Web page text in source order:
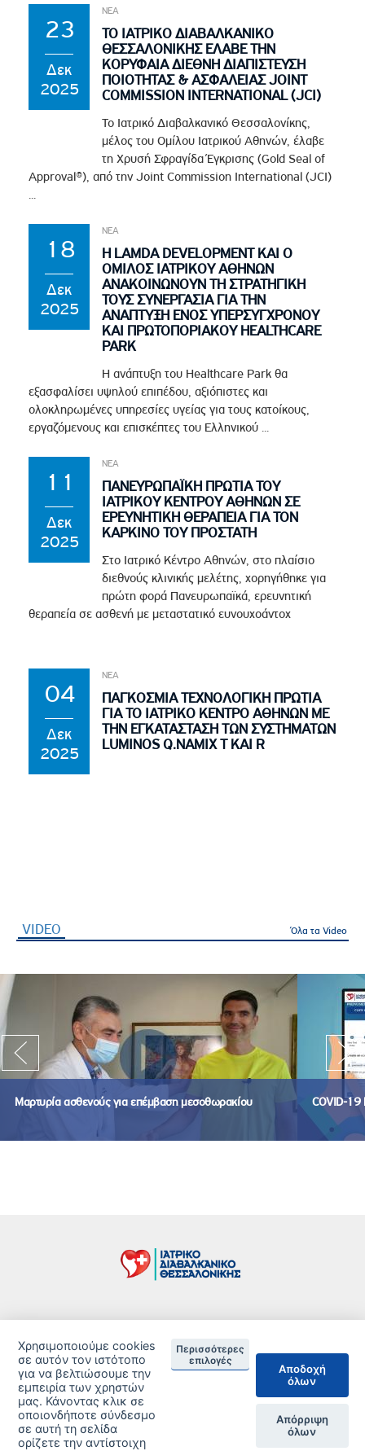
23
Δεκ
2025
ΝΕΑ
ΤΟ ΙΑΤΡΙΚΟ ΔΙΑΒΑΛΚΑΝΙΚΟ
ΘΕΣΣΑΛΟΝΙΚΗΣ ΕΛΑΒΕ ΤΗΝ
ΚΟΡΥΦΑΙΑ ΔΙΕΘΝΗ ΔΙΑΠΙΣΤΕΥΣΗ
ΠΟΙΟΤΗΤΑΣ & ΑΣΦΑΛΕΙΑΣ JOINT
COMMISSION INTERNATIONAL (JCI)
Το Ιατρικό Διαβαλκανικό Θεσσαλονίκης,
μέλος του Ομίλου Ιατρικού Αθηνών, έλαβε
τη Χρυσή Σφραγίδα Έγκρισης (Gold Seal of
Approval®), από την Joint Commission International (JCI)
...
18
Δεκ
2025
ΝΕΑ
Η LAMDA DEVELOPMENT ΚΑΙ Ο
ΟΜΙΛΟΣ ΙΑΤΡΙΚΟΥ ΑΘΗΝΩΝ
ΑΝΑΚΟΙΝΩΝΟΥΝ ΤΗ ΣΤΡΑΤΗΓΙΚΗ
ΤΟΥΣ ΣΥΝΕΡΓΑΣΙΑ ΓΙΑ ΤΗΝ
ΑΝΑΠΤΥΞΗ ΕΝΟΣ ΥΠΕΡΣΥΓΧΡΟΝΟΥ
ΚΑΙ ΠΡΩΤΟΠΟΡΙΑΚΟΥ HEALTHCARE
PARK
Η ανάπτυξη του Healthcare Park θα
εξασφαλίσει υψηλού επιπέδου, αξιόπιστες και
ολοκληρωμένες υπηρεσίες υγείας για τους κατοίκους,
εργαζόμενους και επισκέπτες του Ελληνικού ...
11
Δεκ
2025
ΝΕΑ
ΠΑΝΕΥΡΩΠΑΪΚΗ ΠΡΩΤΙΑ ΤΟΥ
ΙΑΤΡΙΚΟΥ ΚΕΝΤΡΟΥ ΑΘΗΝΩΝ ΣΕ
ΕΡΕΥΝΗΤΙΚΗ ΘΕΡΑΠΕΙΑ ΓΙΑ ΤΟΝ
ΚΑΡΚΙΝΟ ΤΟΥ ΠΡΟΣΤΑΤΗ
Στο Ιατρικό Κέντρο Αθηνών, στο πλαίσιο
διεθνούς κλινικής μελέτης, χορηγήθηκε για
πρώτη φορά Πανευρωπαϊκά, ερευνητική
θεραπεία σε ασθενή με μεταστατικό ευνουχοάντοχ
04
Δεκ
2025
ΝΕΑ
ΠΑΓΚΟΣΜΙΑ ΤΕΧΝΟΛΟΓΙΚΗ ΠΡΩΤΙΑ
ΓΙΑ ΤΟ ΙΑΤΡΙΚΟ ΚΕΝΤΡΟ ΑΘΗΝΩΝ ΜΕ
ΤΗΝ ΕΓΚΑΤΑΣΤΑΣΗ ΤΩΝ ΣΥΣΤΗΜΑΤΩΝ
LUMINOS Q.NAMIX T ΚΑΙ R
VIDEO Όλα τα Video
Μαρτυρία ασθενούς για επέμβαση μεσοθωρακίου COVID-19
Δείτε τις Πιστοποιήσεις ανά Κλινική
© 2026 Copyright © Iatriko.gr | Powered by Aboutnet
Χρησιμοποιούμε cookies
σε αυτόν τον ιστότοπο
για να βελτιώσουμε την
εμπειρία των χρηστών
μας. Κάνοντας κλικ σε
οποιονδήποτε σύνδεσμο
σε αυτή τη σελίδα
ορίζετε την αντίστοιχη
Περισσότερες
επιλογές
Αποδοχή
όλων
Απόρριψη
όλων